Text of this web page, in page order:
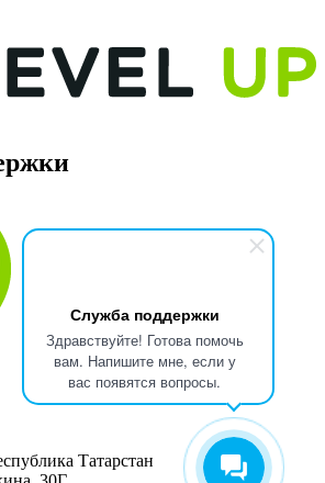
Служба поддержки
Здравствуйте! Готова помочь
вам. Напишите мне, если у
вас появятся вопросы.
Татарстан